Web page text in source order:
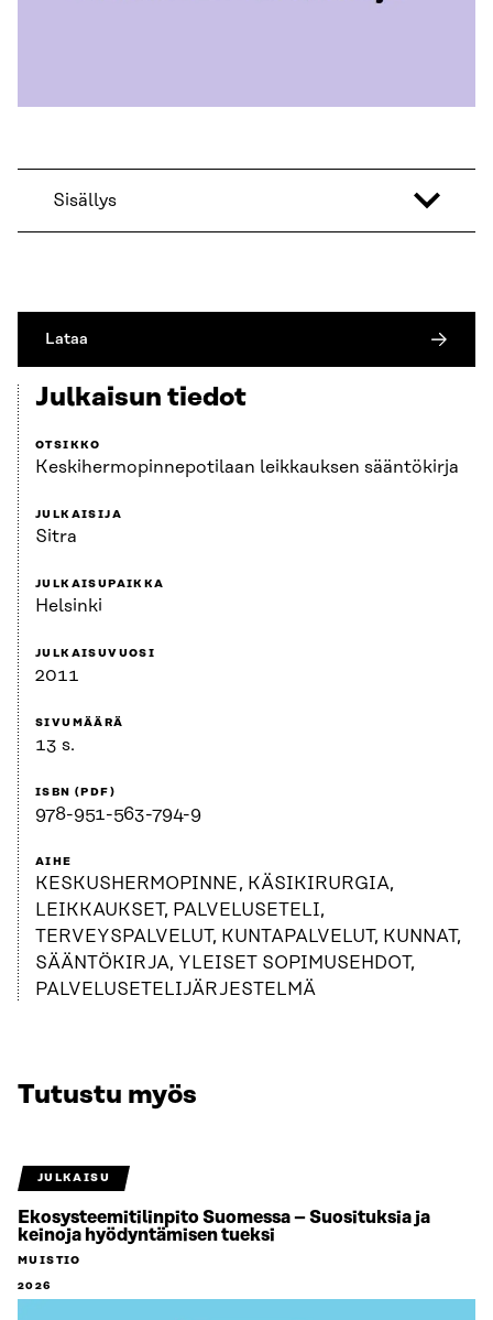
Sisällys
Lataa
Julkaisun tiedot
OTSIKKO
Keskihermopinnepotilaan leikkauksen sääntökirja
JULKAISIJA
Sitra
JULKAISUPAIKKA
Helsinki
JULKAISUVUOSI
2011
SIVUMÄÄRÄ
13 s.
ISBN (PDF)
978-951-563-794-9
AIHE
KESKUSHERMOPINNE, KÄSIKIRURGIA,
LEIKKAUKSET, PALVELUSETELI,
TERVEYSPALVELUT, KUNTAPALVELUT, KUNNAT,
SÄÄNTÖKIRJA, YLEISET SOPIMUSEHDOT,
PALVELUSETELIJÄRJESTELMÄ
Tutustu myös
JULKAISU
Ekosysteemitilinpito Suomessa – Suosituksia ja
keinoja hyödyntämisen tueksi
MUISTIO
2026